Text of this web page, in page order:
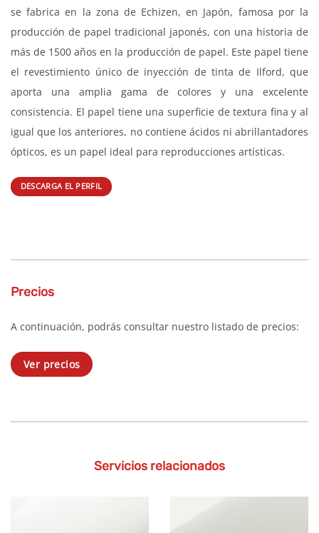
se fabrica en la zona de Echizen, en Japón, famosa por la
producción de papel tradicional japonés, con una historia de
más de 1500 años en la producción de papel. Este papel tiene
el revestimiento único de inyección de tinta de Ilford, que
aporta una amplia gama de colores y una excelente
consistencia. El papel tiene una superficie de textura fina y al
igual que los anteriores, no contiene ácidos ni abrillantadores
ópticos, es un papel ideal para reproducciones artísticas.
DESCARGA EL PERFIL
Precios
A continuación, podrás consultar nuestro listado de precios:
Ver precios
Servicios relacionados